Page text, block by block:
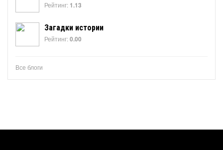
Рейтинг: 1.13
Загадки истории
Рейтинг:0.00
Все блоги